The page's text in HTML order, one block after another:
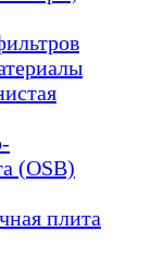
(OSB)
плита